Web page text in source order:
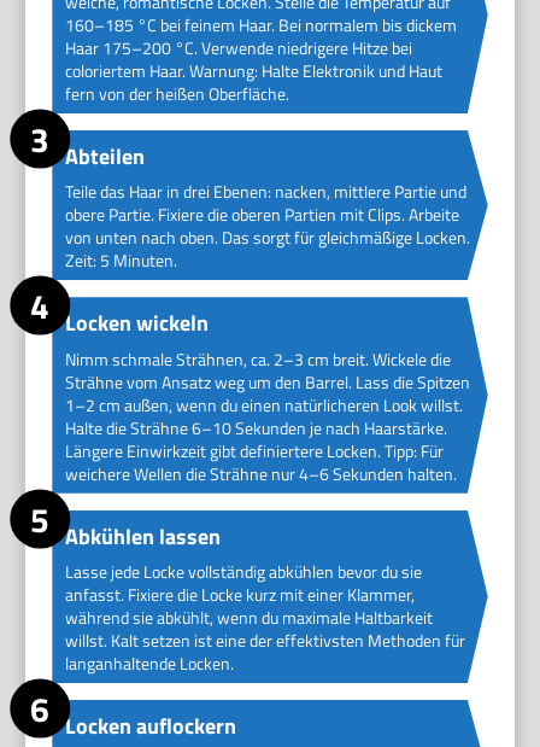
160–185 °C bei feinem Haar. Bei normalem bis dickem
Haar 175–200 °C. Verwende niedrigere Hitze bei
coloriertem Haar. Warnung: Halte Elektronik und Haut
fern von der heißen Oberfläche.
Abteilen
Teile das Haar in drei Ebenen: nacken, mittlere Partie und
obere Partie. Fixiere die oberen Partien mit Clips. Arbeite
von unten nach oben. Das sorgt für gleichmäßige Locken.
Zeit: 5 Minuten.
Locken wickeln
Nimm schmale Strähnen, ca. 2–3 cm breit. Wickele die
Strähne vom Ansatz weg um den Barrel. Lass die Spitzen
1–2 cm außen, wenn du einen natürlicheren Look willst.
Halte die Strähne 6–10 Sekunden je nach Haarstärke.
Längere Einwirkzeit gibt definiertere Locken. Tipp: Für
weichere Wellen die Strähne nur 4–6 Sekunden halten.
Abkühlen lassen
Lasse jede Locke vollständig abkühlen bevor du sie
anfasst. Fixiere die Locke kurz mit einer Klammer,
während sie abkühlt, wenn du maximale Haltbarkeit
willst. Kalt setzen ist eine der effektivsten Methoden für
langanhaltende Locken.
Locken auflockern